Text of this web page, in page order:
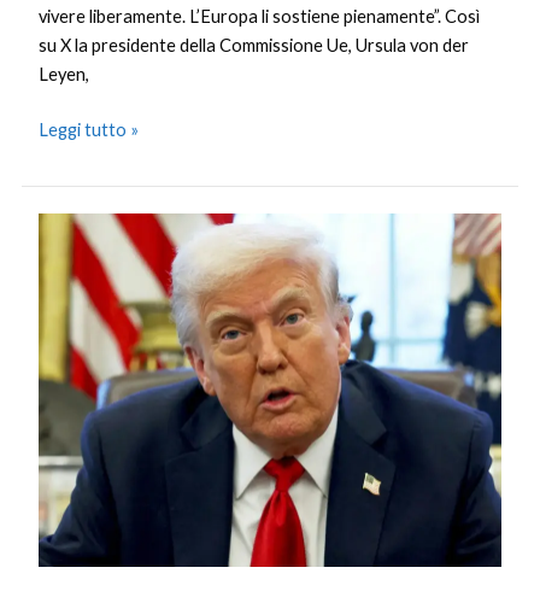
vivere liberamente. L’Europa li sostiene pienamente”. Così
su X la presidente della Commissione Ue, Ursula von der
Leyen,
Leggi tutto »
Trump
Stati
Uniti
sono
pronti
aiutare
i
manifestanti
in
Iran”